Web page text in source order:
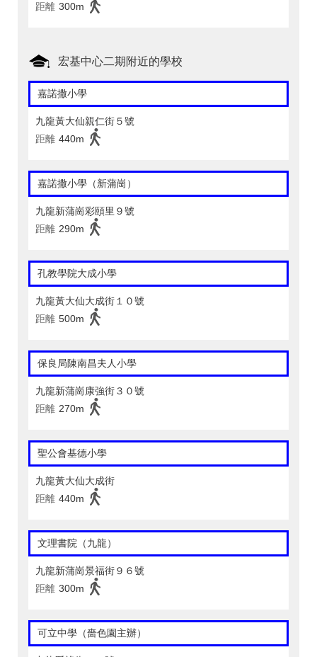
距離 300m
宏基中心二期附近的學校
嘉諾撒小學
九龍黃大仙親仁街５號
距離 440m
嘉諾撒小學（新蒲崗）
九龍新蒲崗彩頤里９號
距離 290m
孔教學院大成小學
九龍黃大仙大成街１０號
距離 500m
保良局陳南昌夫人小學
九龍新蒲崗康強街３０號
距離 270m
聖公會基德小學
九龍黃大仙大成街
距離 440m
文理書院（九龍）
九龍新蒲崗景福街９６號
距離 300m
可立中學（嗇色園主辦）